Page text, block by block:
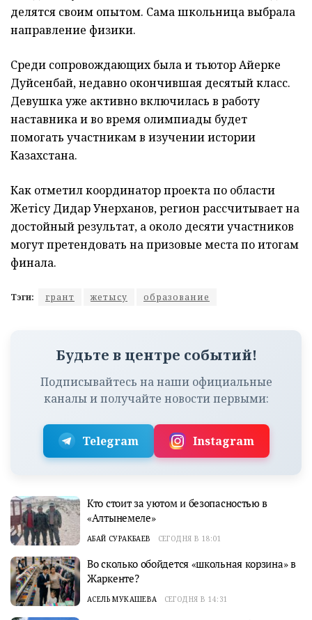
делятся своим опытом. Сама школьница выбрала
направление физики.
Среди сопровождающих была и тьютор Айерке
Дуйсенбай, недавно окончившая десятый класс.
Девушка уже активно включилась в работу
наставника и во время олимпиады будет
помогать участникам в изучении истории
Казахстана.
Как отметил координатор проекта по области
Жетісу Дидар Унерханов, регион рассчитывает на
достойный результат, а около десяти участников
могут претендовать на призовые места по итогам
финала.
Тэги: грант жетысу образование
Будьте в центре событий!
Подписывайтесь на наши официальные
каналы и получайте новости первыми:
Telegram Instagram
Кто стоит за уютом и безопасностью в
«Алтынемеле»
АБАЙ СУРАКБАЕВ СЕГОДНЯ В 18:01
Во сколько обойдется «школьная корзина» в
Жаркенте?
АСЕЛЬ МУКАШЕВА СЕГОДНЯ В 14:31